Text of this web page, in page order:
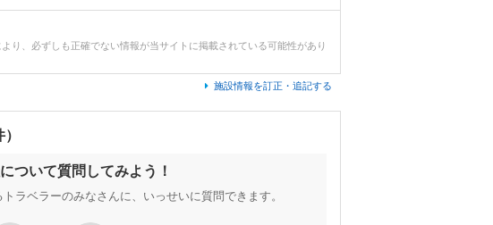
り、必ずしも正確でない情報が当サイトに掲載されている可能性があり
施設情報を訂正・追記する
ついて質問してみよう！
ラベラーのみなさんに、いっせいに質問できます。